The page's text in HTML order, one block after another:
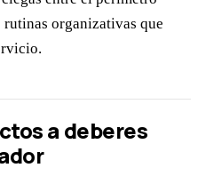
organizativas que
a deberes